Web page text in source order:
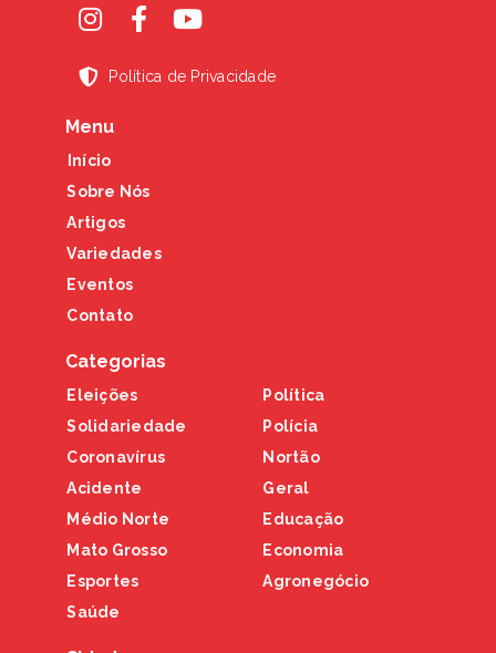
Política de Privacidade
Menu
Início
Sobre Nós
Artigos
Variedades
Eventos
Contato
Categorias
Eleições
Solidariedade
Coronavírus
Acidente
Médio Norte
Mato Grosso
Esportes
Saúde
Política
Polícia
Nortão
Geral
Educação
Economia
Agronegócio